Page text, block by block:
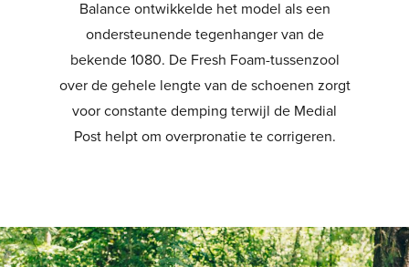
Balance ontwikkelde het model als een
ondersteunende tegenhanger van de
bekende 1080. De Fresh Foam-tussenzool
over de gehele lengte van de schoenen zorgt
voor constante demping terwijl de Medial
Post helpt om overpronatie te corrigeren.